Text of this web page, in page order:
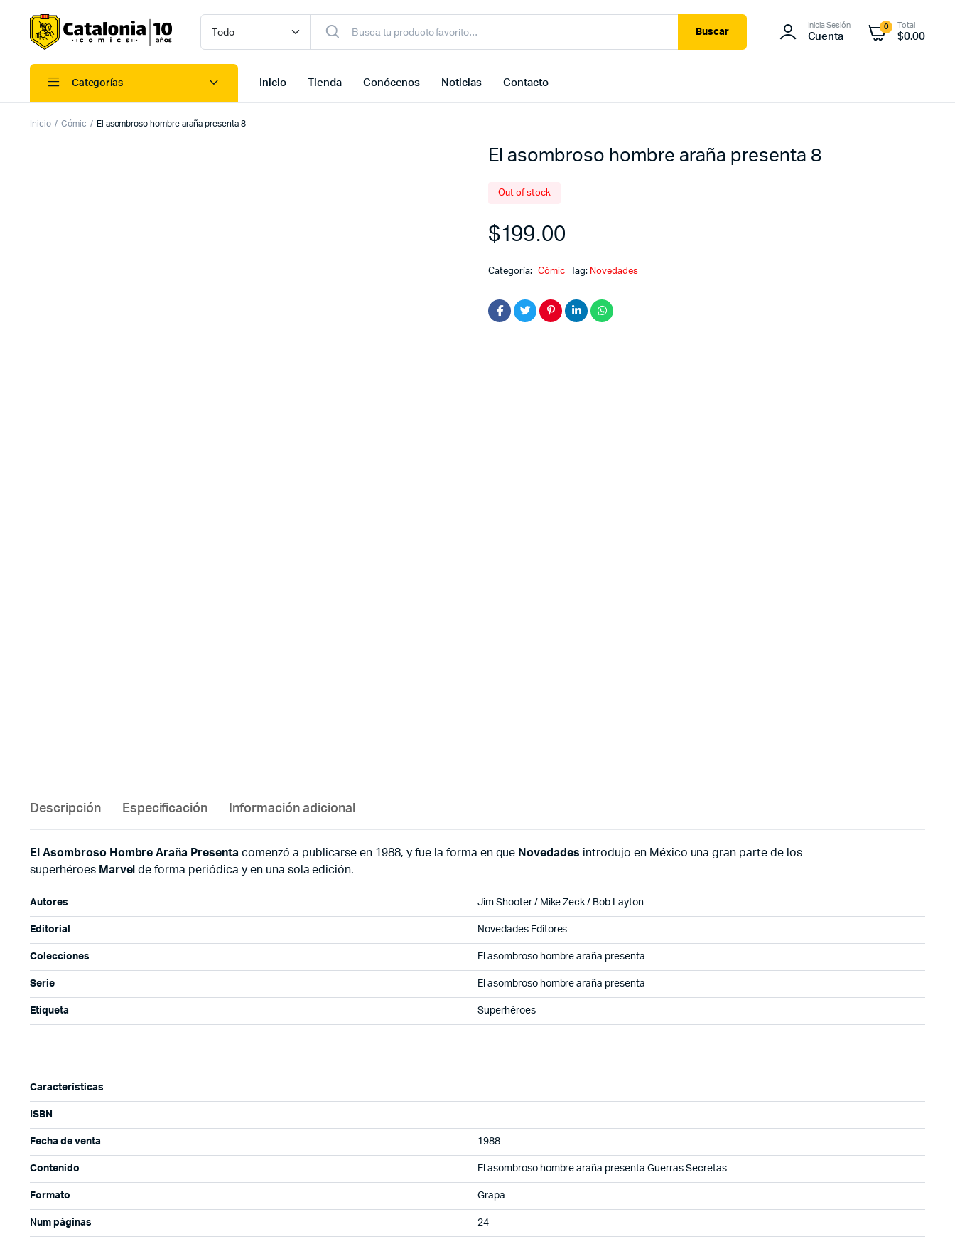
Buscar
Inicia Sesión
Cuenta
0 Total
$0.00
Categorías Inicio Tienda Conócenos Noticias Contacto
Inicio Cómic El asombroso hombre araña presenta 8
El asombroso hombre araña presenta 8
Out of stock
$199.00
Categoría: Cómic Tag: Novedades
Descripción Especificación Información adicional
El Asombroso Hombre Araña Presenta comenzó a publicarse en 1988, y fue la forma en que Novedades introdujo en México una gran parte de los
superhéroes Marvelde forma periódica y en una sola edición.
Autores Jim Shooter / Mike Zeck / Bob Layton
Editorial Novedades Editores
Colecciones El asombroso hombre araña presenta
Serie El asombroso hombre araña presenta
Etiqueta Superhéroes
Características
ISBN
Fecha de venta 1988
Contenido El asombroso hombre araña presenta Guerras Secretas
Formato Grapa
Num páginas 24